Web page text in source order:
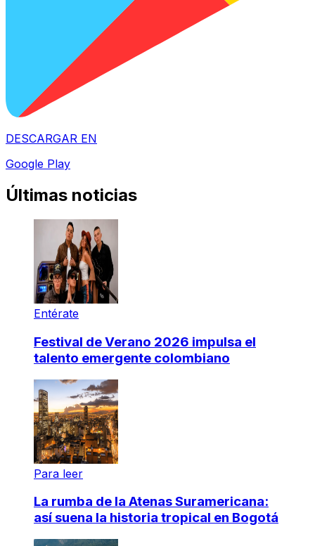
DESCARGAR EN
Google Play
Últimas noticias
Entérate
Festival de Verano 2026 impulsa el
talento emergente colombiano
Para leer
La rumba de la Atenas Suramericana:
así suena la historia tropical en Bogotá